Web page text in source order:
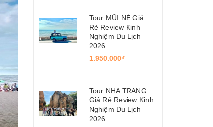
Tour MŨI NÉ Giá
Rẻ Review Kinh
Nghiệm Du Lịch
2026
1.950.000₫
Tour NHA TRANG
Giá Rẻ Review Kinh
Nghiệm Du Lịch
2026